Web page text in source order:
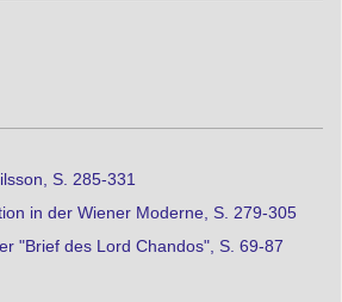
S. 285-331
in der Wiener Moderne, S. 279-305
"Brief des Lord Chandos", S. 69-87